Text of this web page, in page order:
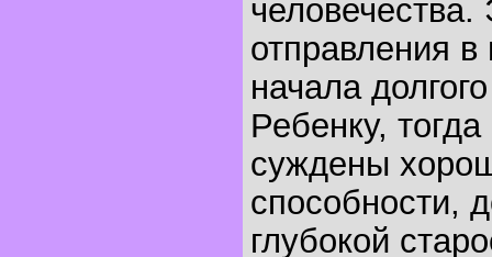
отправления в
начала
Ребенку,
суждены
способности,
глубокой